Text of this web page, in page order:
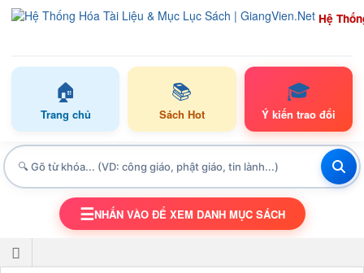
Hệ
🏠
Trang chủ
📚
Sách Hot
🎓
Ý kiến trao đổi
TOGGLE NAVIGATION
☰NHẤN VÀO ĐỂ XEM DANH MỤC SÁCH